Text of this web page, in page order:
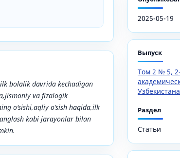
bolalik davrida kechadigan
va fizalogik
o‘sishi,aqliy o‘sish haqida,ilk
kabi jarayonlar bilan
2025-05-19
Выпуск
Том 2 № 5,
Узбекистана
Раздел
Статьи